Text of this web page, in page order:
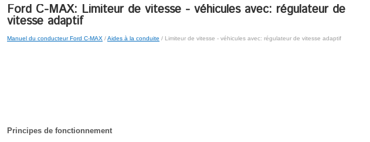
Ford C-MAX: Limiteur de vitesse - véhicules avec: régulateur de
vitesse adaptif
Manuel du conducteur Ford C-MAX /Aides à la conduite / Limiteur de vitesse - véhicules avec: régulateur de vitesse adaptif
Principes de fonctionnement